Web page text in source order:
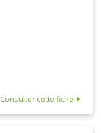
Consulter cette fiche